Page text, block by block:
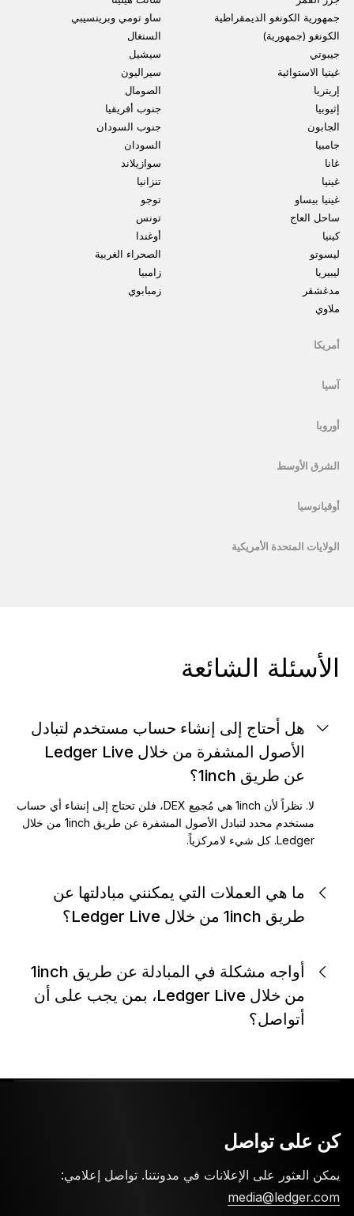
جمهورية الكونغو الديمقراطية
الكونغو (جمهورية)
جيبوتي
غينيا الاستوائية
إريتريا
إثيوبيا
الجابون
جامبيا
غانا
غينيا
غينيا بيساو
ساحل العاج
كينيا
ليسوتو
ليبيريا
مدغشقر
ملاوي
ساو تومي وبرينسيبي
السنغال
سيشيل
سيراليون
الصومال
جنوب أفريقيا
جنوب السودان
السودان
سوازيلاند
تنزانيا
توجو
تونس
أوغندا
الصحراء الغربية
زامبيا
زمبابوي
أمريكا
آسيا
أوروبا
الشرق الأوسط
أوقيانوسيا
الولايات المتحدة الأمريكية
الأسئلة الشائعة
هل أحتاج إلى إنشاء حساب مستخدم لتبادل
الأصول المشفرة من خلال Ledger Live
عن طريق 1inch؟
لا. نظراً لأن 1inch هي مُجمِع DEX، فلن تحتاج إلى إنشاء أي حساب
مستخدم محدد لتبادل الأصول المشفرة عن طريق 1inch من خلال
Ledger. كل شيء لامركزياً.
ما هي العملات التي يمكنني مبادلتها عن
طريق 1inch من خلال Ledger Live؟
أواجه مشكلة في المبادلة عن طريق 1inch
من خلال Ledger Live، بمن يجب على أن
أتواصل؟
كن على تواصل
يمكن العثور على الإعلانات في مدونتنا. تواصل إعلامي:
media@ledger.com